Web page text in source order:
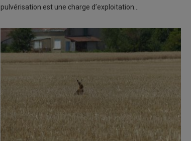
pulvérisation est une charge d’exploitation…